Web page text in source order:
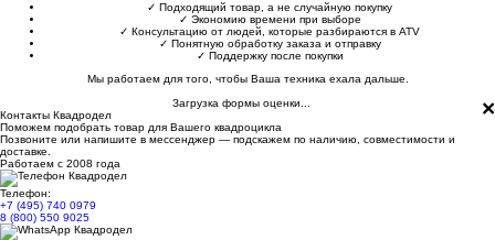
✓ Подходящий товар, а не случайную покупку
✓ Экономию времени при выборе
✓ Консультацию от людей, которые разбираются в ATV
✓ Понятную обработку заказа и отправку
✓ Поддержку после покупки
Мы работаем для того, чтобы Ваша техника ехала дальше.
×
Загрузка формы оценки...
Контакты Квадродел
Поможем подобрать товар для Вашего квадроцикла
Позвоните или напишите в мессенджер — подскажем по наличию, совместимости и
доставке.
Работаем с 2008 года
Телефон:
+7 (495) 740 0979
8 (800) 550 9025